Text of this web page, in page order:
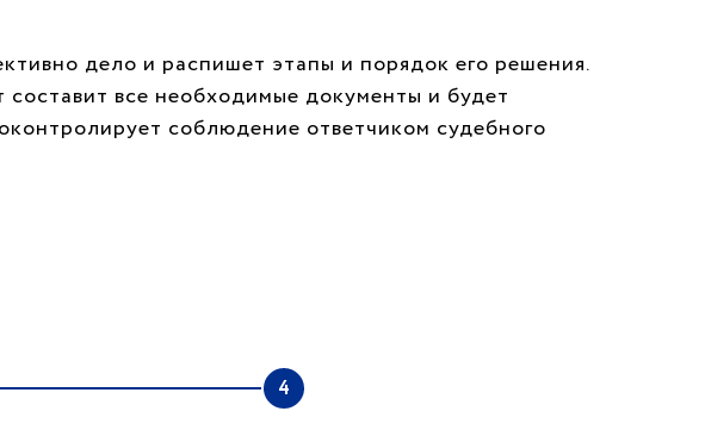
дело и распишет этапы и порядок его решения.
все необходимые документы и будет
соблюдение ответчиком судебного
4